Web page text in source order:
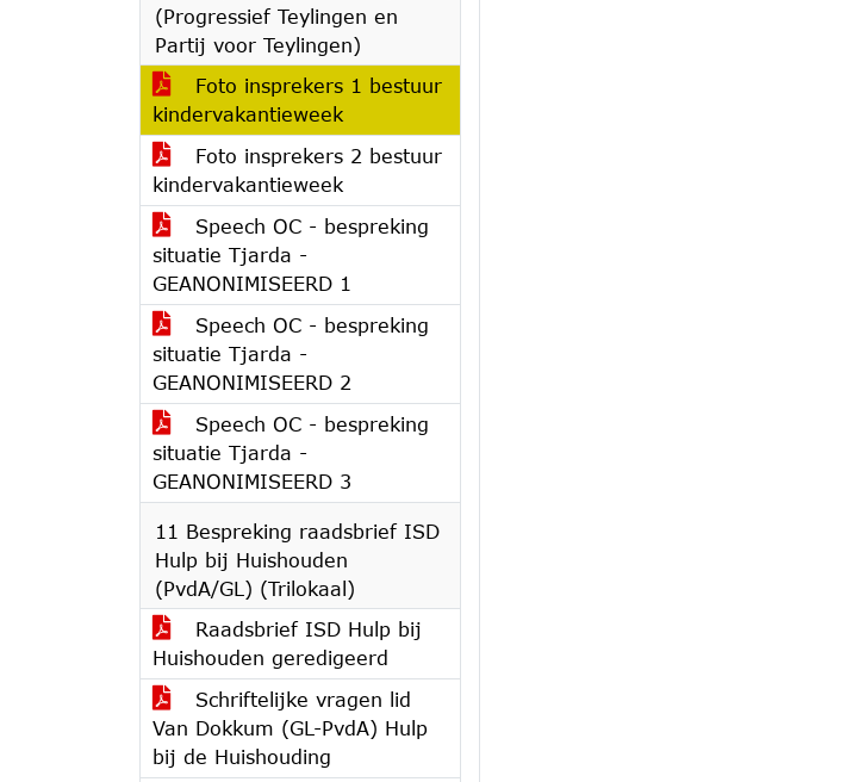
(Progressief Teylingen en
Partij voor Teylingen)
Foto insprekers 1 bestuur
kindervakantieweek
Foto insprekers 2 bestuur
kindervakantieweek
Speech OC - bespreking
situatie Tjarda -
GEANONIMISEERD 1
Speech OC - bespreking
situatie Tjarda -
GEANONIMISEERD 2
Speech OC - bespreking
situatie Tjarda -
GEANONIMISEERD 3
11 Bespreking raadsbrief ISD
Hulp bij Huishouden
(PvdA/GL) (Trilokaal)
Raadsbrief ISD Hulp bij
Huishouden geredigeerd
Schriftelijke vragen lid
Van Dokkum (GL-PvdA) Hulp
bij de Huishouding